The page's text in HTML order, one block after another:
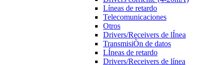
Líneas de retardo
Telecomunicaciones
Otros
Drivers/Receivers de lÍnea
TransmisiÒn de datos
LÍneas de retardo
Drivers/Receivers de línea